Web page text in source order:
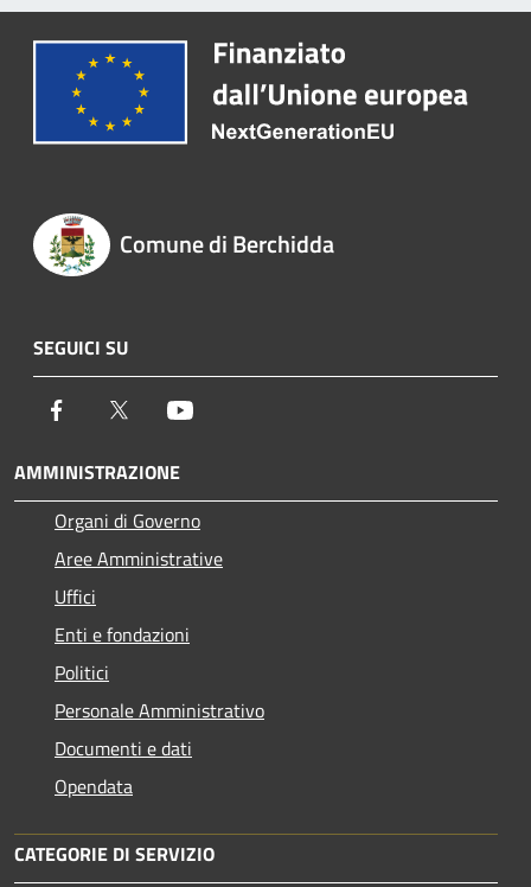
Comune di Berchidda
SEGUICI SU
Facebook Twitter
AMMINISTRAZIONE
Organi di Governo
Aree Amministrative
Uffici
Enti e fondazioni
Politici
Personale Amministrativo
Documenti e dati
Opendata
CATEGORIE DI SERVIZIO